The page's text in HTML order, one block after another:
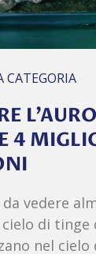
CATEGORIA
4
vedere
di tinge
nel cielo